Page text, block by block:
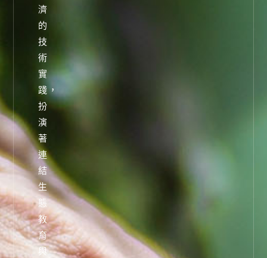
濟
的
技
術
實
踐，
扮
演
著
連
結
生
態
教
育
與